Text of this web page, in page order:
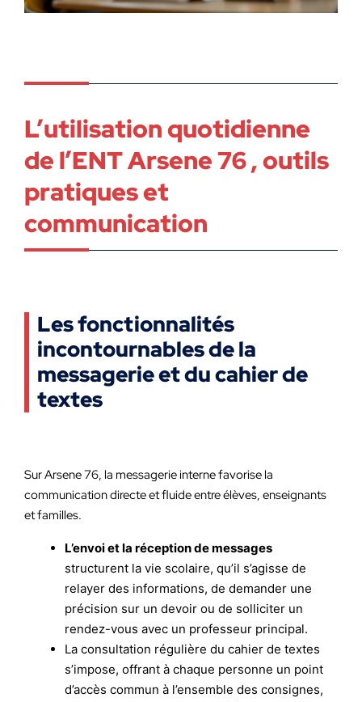
L’utilisation quotidienne
de l’ENT Arsene 76 , outils
pratiques et
communication
Les fonctionnalités
incontournables de la
messagerie et du cahier de
textes
Sur Arsene 76, la messagerie interne favorise la
communication directe et fluide entre élèves, enseignants
et familles.
L’envoi et la réception de messages
structurent la vie scolaire, qu’il s’agisse de
relayer des informations, de demander une
précision sur un devoir ou de solliciter un
rendez-vous avec un professeur principal.
La consultation régulière du cahier de textes
s’impose, offrant à chaque personne un point
d’accès commun à l’ensemble des consignes,